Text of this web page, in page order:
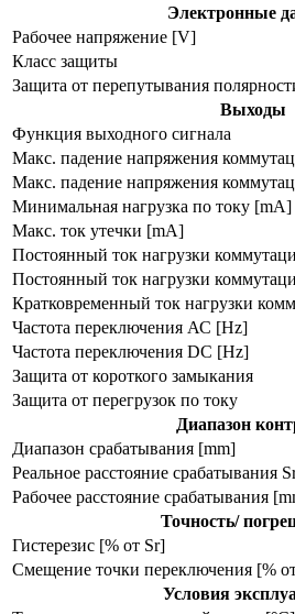
Электронные
Рабочее напряжение [V]
Класс защиты
Защита от перепутывания
Выходы
Функция выходного сигнала
Макс. падение напряжения
Макс. падение напряжения
Минимальная нагрузка по току [mA]
Макс. ток утечки [mA]
Постоянный ток нагрузки
Постоянный ток нагрузки
Кратковременный ток нагрузки
Частота переключения АС [Hz]
Частота переключения DC [Hz]
Защита от короткого замыкания
Защита от перегрузок по току
Диапазон
Диапазон срабатывания [mm]
Реальное расстояние срабатывания
Рабочее расстояние срабатывания
Точность/
Гистерезис [% от Sr]
Смещение точки переключения [%
Условия